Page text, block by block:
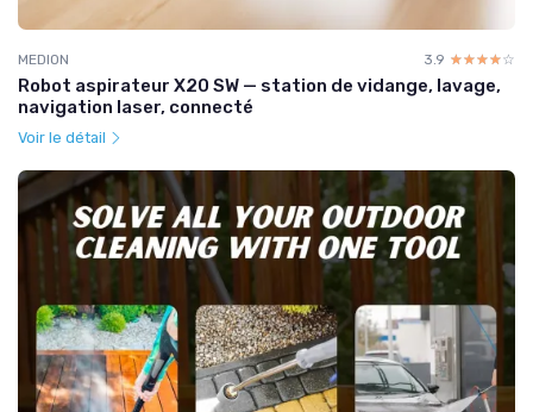
MEDION 3.9 ☆☆☆☆☆
★★★★★
Robot aspirateur X20 SW — station de vidange, lavage,
navigation laser, connecté
Voir le détail